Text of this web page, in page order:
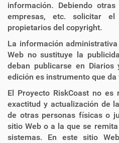
información. Debiendo
empresas, etc. solicitar
propietarios del copyright.
La información
Web no sustituye la
deban publicarse en Diarios
edición es instrumento que
El Proyecto RiskCoast no es
exactitud y actualización de
de otras personas físicas o
sitio Web o a la que se
sistemas. En este sitio